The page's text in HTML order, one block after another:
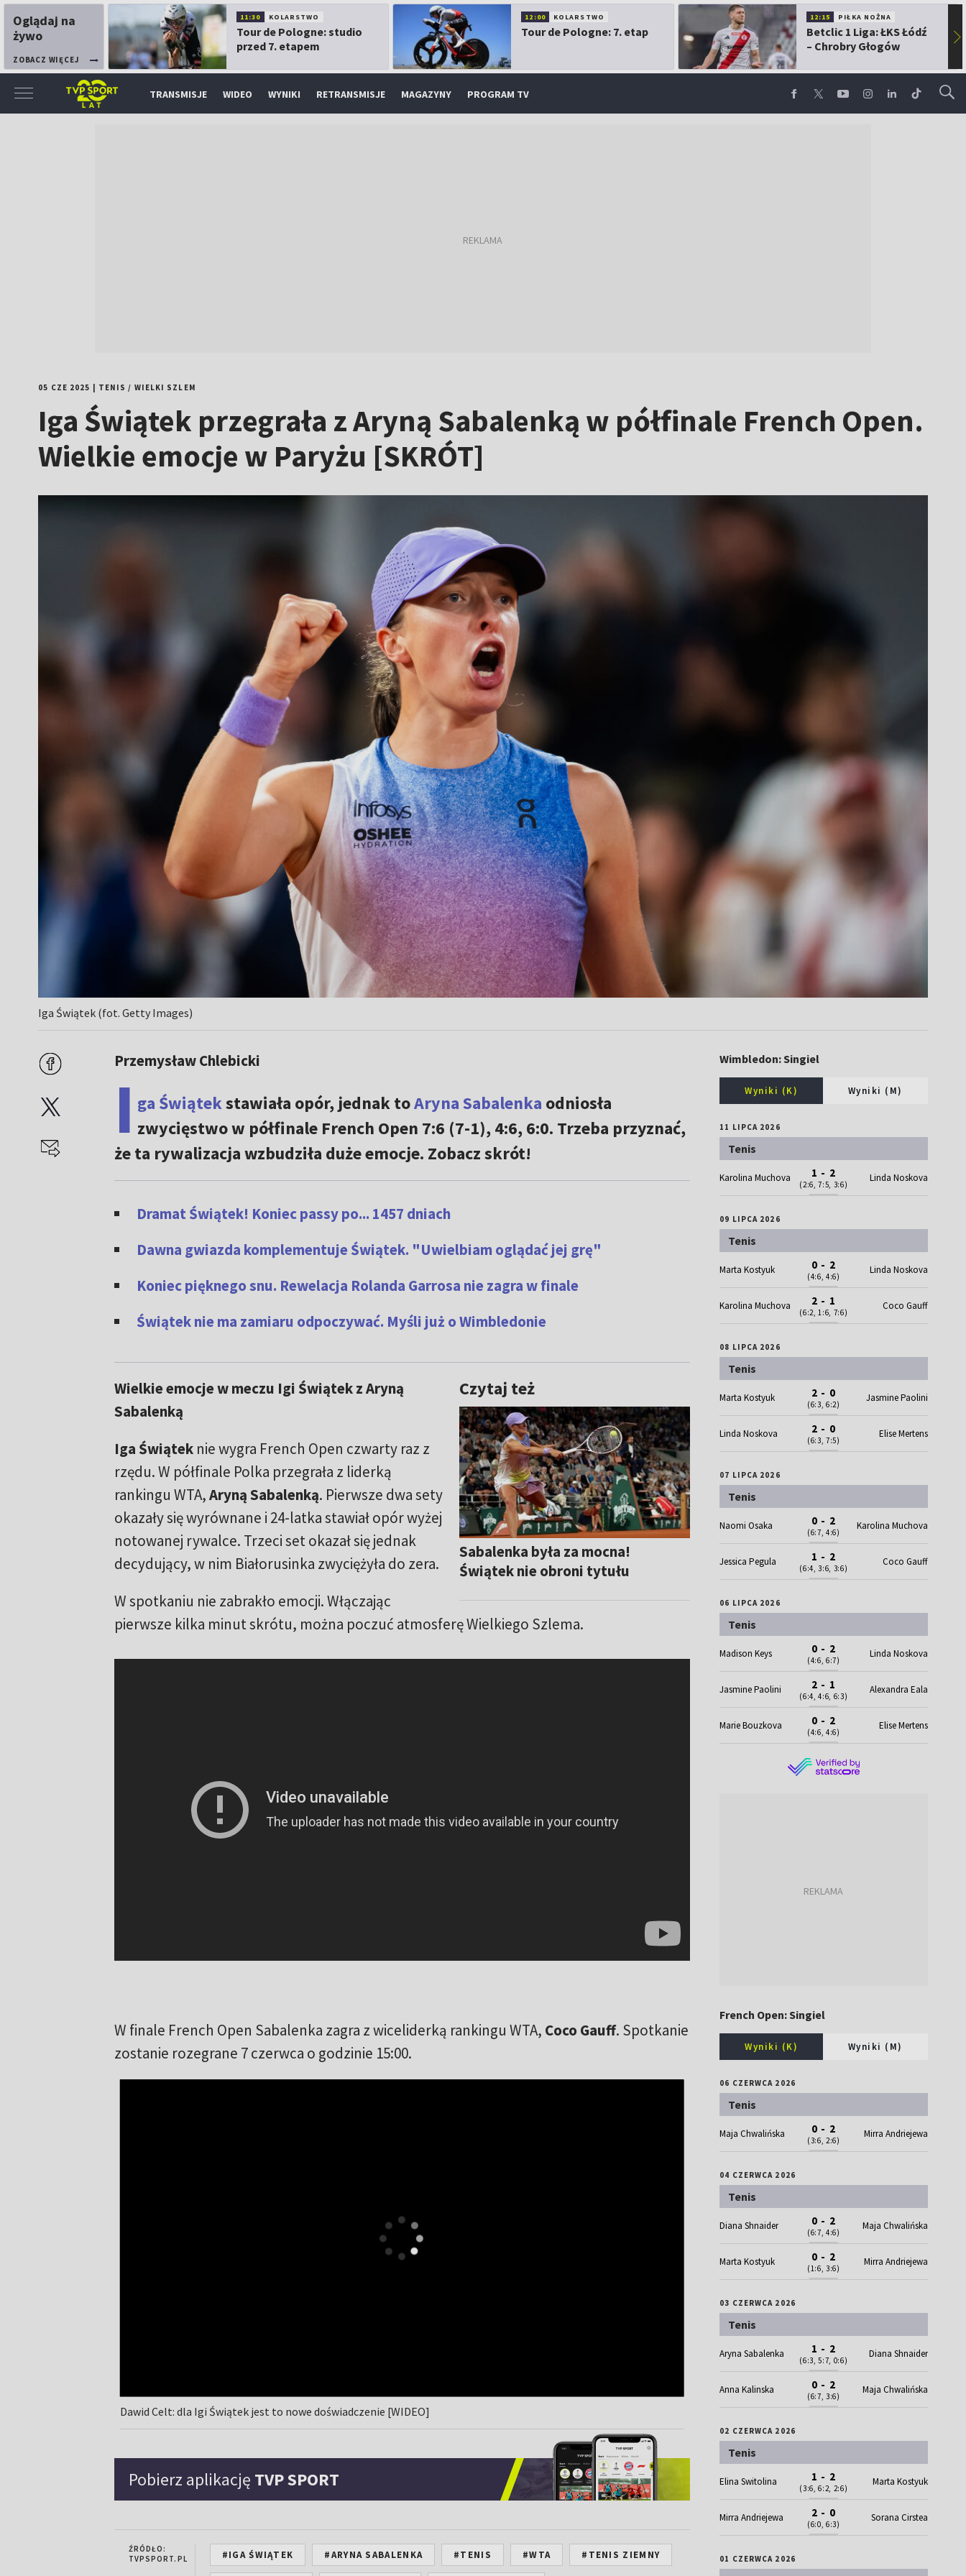
Oglądaj na
żywo
ZOBACZ WIĘCEJ
11:30 KOLARSTWO
Tour de Pologne: studio
przed 7. etapem
12:00 KOLARSTWO
Tour de Pologne: 7. etap
12:15 PIŁKA NOŻNA
Betclic 1 Liga: ŁKS Łódź
– Chrobry Głogów
▶
TRANSMISJE WIDEO WYNIKI RETRANSMISJE MAGAZYNY PROGRAM TV
05 CZE 2025 TENIS / WIELKI SZLEM
Iga Świątek przegrała z Aryną Sabalenką w półfinale French Open.
Wielkie emocje w Paryżu [SKRÓT]
Iga Świątek (fot. Getty Images)
Przemysław Chlebicki
I ga Świątekstawiała opór, jednak toAryna Sabalenka odniosła
zwycięstwo w półfinale French Open 7:6 (7-1), 4:6, 6:0. Trzeba przyznać,
że ta rywalizacja wzbudziła duże emocje. Zobacz skrót!
Dramat Świątek! Koniec passy po... 1457 dniach
Dawna gwiazda komplementuje Świątek. "Uwielbiam oglądać jej grę"
Koniec pięknego snu. Rewelacja Rolanda Garrosa nie zagra w finale
Świątek nie ma zamiaru odpoczywać. Myśli już o Wimbledonie
Czytaj też
Sabalenka była za mocna!
Świątek nie obroni tytułu
Wielkie emocje w meczu Igi Świątek z Aryną
Sabalenką
Iga Świąteknie wygra French Open czwarty raz z
rzędu. W półfinale Polka przegrała z liderką
rankingu WTA,Aryną Sabalenką. Pierwsze dwa sety
okazały się wyrównane i 24-latka stawiał opór wyżej
notowanej rywalce. Trzeci set okazał się jednak
decydujący, w nim Białorusinka zwyciężyła do zera.
W spotkaniu nie zabrakło emocji. Włączając
pierwsze kilka minut skrótu, można poczuć atmosferę Wielkiego Szlema.
W finale French Open Sabalenka zagra z wiceliderką rankingu WTA, Coco Gauff. Spotkanie
zostanie rozegrane 7 czerwca o godzinie 15:00.
Dawid Celt: dla Igi Świątek jest to nowe doświadczenie [WIDEO]
Pobierz aplikację TVP SPORT
ŹRÓDŁO:
TVPSPORT.PL
#IGA ŚWIĄTEK #ARYNA SABALENKA #TENIS #WTA #TENIS ZIEMNY
Wimbledon: Singiel
Wyniki (K) Wyniki (M)
11 LIPCA 2026
Tenis
Karolina Muchova 1 - 2
(2:6, 7:5, 3:6)
Linda Noskova
09 LIPCA 2026
Tenis
Marta Kostyuk 0 - 2
(4:6, 4:6)
Linda Noskova
Karolina Muchova 2 - 1
(6:2, 1:6, 7:6)
Coco Gauff
08 LIPCA 2026
Tenis
Marta Kostyuk 2 - 0
(6:3, 6:2)
Jasmine Paolini
Linda Noskova 2 - 0
(6:3, 7:5)
Elise Mertens
07 LIPCA 2026
Tenis
Naomi Osaka 0 - 2
(6:7, 4:6)
Karolina Muchova
Jessica Pegula 1 - 2
(6:4, 3:6, 3:6)
Coco Gauff
06 LIPCA 2026
Tenis
Madison Keys 0 - 2
(4:6, 6:7)
Linda Noskova
Jasmine Paolini 2 - 1
(6:4, 4:6, 6:3)
Alexandra Eala
Marie Bouzkova 0 - 2
(4:6, 4:6)
Elise Mertens
French Open: Singiel
Wyniki (K) Wyniki (M)
06 CZERWCA 2026
Tenis
Maja Chwalińska 0 - 2
(3:6, 2:6)
Mirra Andriejewa
04 CZERWCA 2026
Tenis
Diana Shnaider 0 - 2
(6:7, 4:6)
Maja Chwalińska
Marta Kostyuk 0 - 2
(1:6, 3:6)
Mirra Andriejewa
03 CZERWCA 2026
Tenis
Aryna Sabalenka 1 - 2
(6:3, 5:7, 0:6)
Diana Shnaider
Anna Kalinska 0 - 2
(6:7, 3:6)
Maja Chwalińska
02 CZERWCA 2026
Tenis
Elina Switolina 1 - 2
(3:6, 6:2, 2:6)
Marta Kostyuk
Mirra Andriejewa 2 - 0
(6:0, 6:3)
Sorana Cirstea
01 CZERWCA 2026